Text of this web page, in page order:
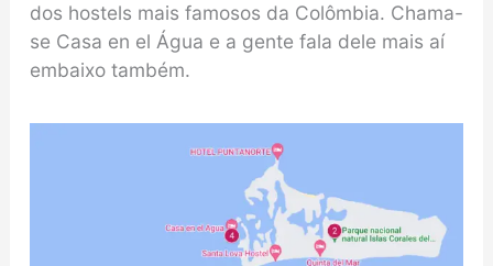
dos hostels mais famosos da Colômbia. Chama-
se Casa en el Água e a gente fala dele mais aí
embaixo também.